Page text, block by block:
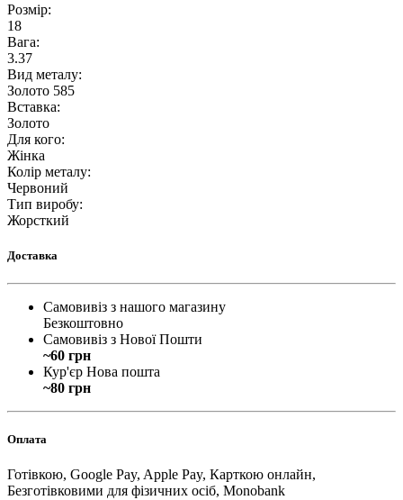
Розмір:
18
Вага:
3.37
Вид металу:
Золото 585
Вставка:
Золото
Для кого:
Жінка
Колір металу:
Червоний
Тип виробу:
Жорсткий
Доставка
Самовивіз з нашого магазину
Безкоштовно
Самовивіз з Нової Пошти
~60 грн
Кур'єр Нова пошта
~80 грн
Оплата
Готівкою, Google Pay, Apple Pay, Карткою онлайн,
Безготівковими для фізичних осіб, Monobank